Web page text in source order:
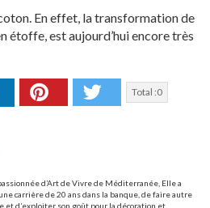
En effet, la transformation de
étoffe, est aujourd’hui encore très
LinkedIn Pinterest Twitter
Total :0
d’Art de Vivre de Méditerranée, Elle a
carrière de 20 ans dans la banque, de faire autre
et d’exploiter son goût pour la décoration et